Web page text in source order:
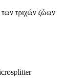
των τριχών ζώων